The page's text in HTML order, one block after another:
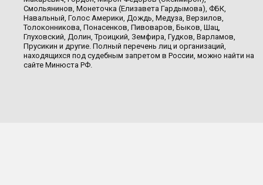
Смольянинов, Монеточка (Елизавета Гардымова), ФБК,
Навальный, Голос Америки, Дождь, Медуза, Верзилов,
Толоконникова, Понасенков, Пивоваров, Быков, Шац,
Глуховский, Долин, Троицкий, Земфира, Гудков, Варламов,
Прусикин и другие. Полный перечень лиц и организаций,
находящихся под судебным запретом в России, можно найти на
сайте Минюста РФ.